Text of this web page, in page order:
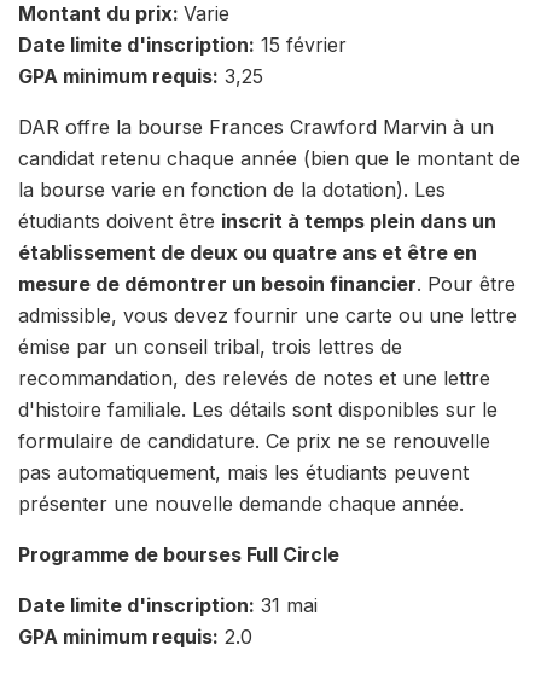
Montant du prix: Varie
Date limite d'inscription: 15 février
GPA minimum requis: 3,25
DAR offre la bourse Frances Crawford Marvin à un
candidat retenu chaque année (bien que le montant de
la bourse varie en fonction de la dotation). Les
étudiants doivent être inscrit à temps plein dans un
établissement de deux ou quatre ans et être en
mesure de démontrer un besoin financier. Pour être
admissible, vous devez fournir une carte ou une lettre
émise par un conseil tribal, trois lettres de
recommandation, des relevés de notes et une lettre
d'histoire familiale. Les détails sont disponibles sur le
formulaire de candidature. Ce prix ne se renouvelle
pas automatiquement, mais les étudiants peuvent
présenter une nouvelle demande chaque année.
Programme de bourses Full Circle
Date limite d'inscription: 31 mai
GPA minimum requis: 2.0